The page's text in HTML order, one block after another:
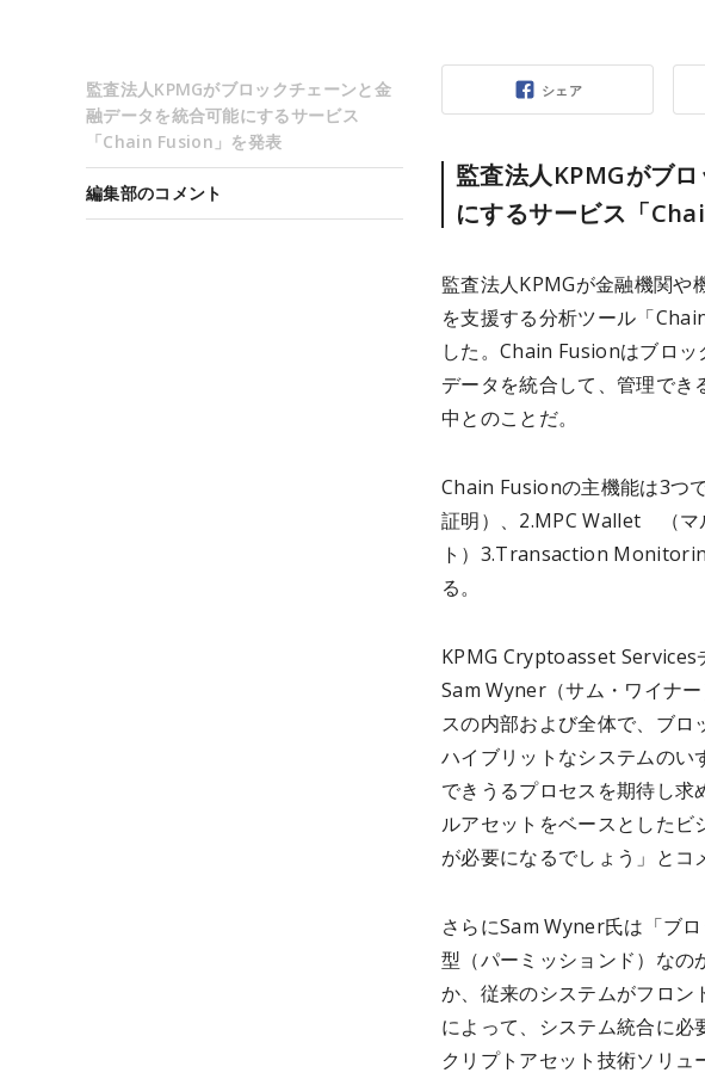
シェア
監査法人KPMGがブ
にするサービス「
監査法人KPMGが金融機関や
を支援する分析ツール「
した。Chain Fusionはブロ
データを統合して、管理で
中とのことだ。
Chain Fusionの主機能は3つ
証明）、2.MPC Wallet （マ
ト）3.Transaction
る。
KPMG Cryptoasset Services
Sam Wyner（サム・ワイナ
スの内部および全体で、ブロ
ハイブリットなシステムのい
できうるプロセスを期待し求
ルアセットをベースとした
が必要になるでしょう」とコ
さらにSam Wyner氏は「ブ
型（パーミッションド）なの
か、従来のシステムがフロン
によって、システム統合に
クリプトアセット技術ソリ
監査法人KPMGがブロックチェーンと金
融データを統合可能にするサービス
「Chain Fusion」を発表
編集部のコメント